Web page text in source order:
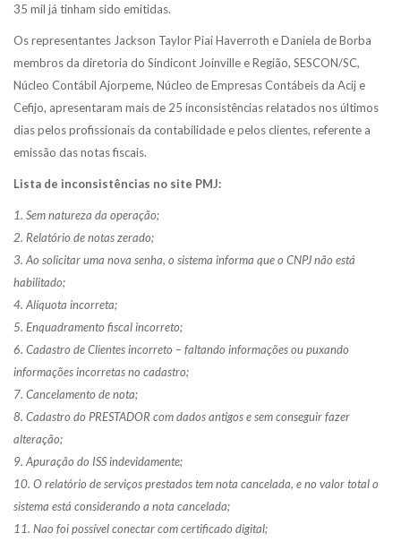
35 mil já tinham sido emitidas.
Os representantes Jackson Taylor Piai Haverroth e Daniela de Borba
membros da diretoria do Sindicont Joinville e Região, SESCON/SC,
Núcleo Contábil Ajorpeme, Núcleo de Empresas Contábeis da Acij e
Cefijo, apresentaram mais de 25 inconsistências relatados nos últimos
dias pelos profissionais da contabilidade e pelos clientes, referente a
emissão das notas fiscais.
Lista de inconsistências no site PMJ:
1. Sem natureza da operação;
2. Relatório de notas zerado;
3. Ao solicitar uma nova senha, o sistema informa que o CNPJ não está
habilitado;
4. Alíquota incorreta;
5. Enquadramento fiscal incorreto;
6. Cadastro de Clientes incorreto – faltando informações ou puxando
informações incorretas no cadastro;
7. Cancelamento de nota;
8. Cadastro do PRESTADOR com dados antigos e sem conseguir fazer
alteração;
9. Apuração do ISS indevidamente;
10. O relatório de serviços prestados tem nota cancelada, e no valor total o
sistema está considerando a nota cancelada;
11. Nao foi possível conectar com certificado digital;